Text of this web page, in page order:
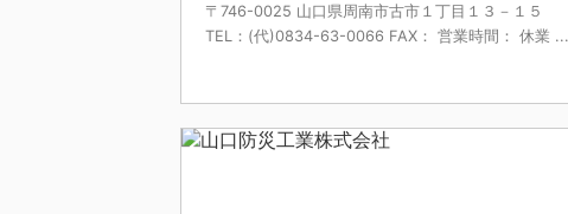
〒746-0025 山口県周南市古市１丁目１３－１５
TEL：(代)0834-63-0066 FAX： 営業時間： 休業 ...